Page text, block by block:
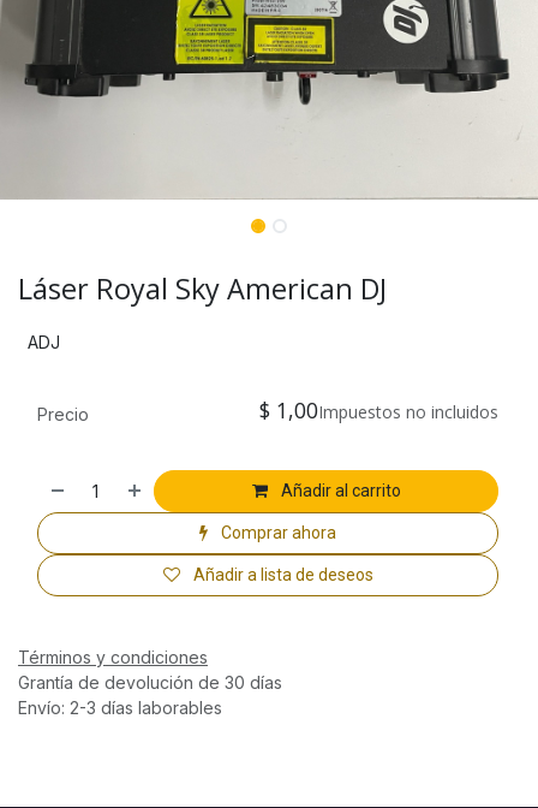
Láser Royal Sky American DJ
ADJ
Añadir al carrito
Comprar ahora
Añadir a lista de deseos
Precio $ 1,00Impuestos no incluidos
Términos y condiciones
Grantía de devolución de 30 días
Envío: 2-3 días laborables